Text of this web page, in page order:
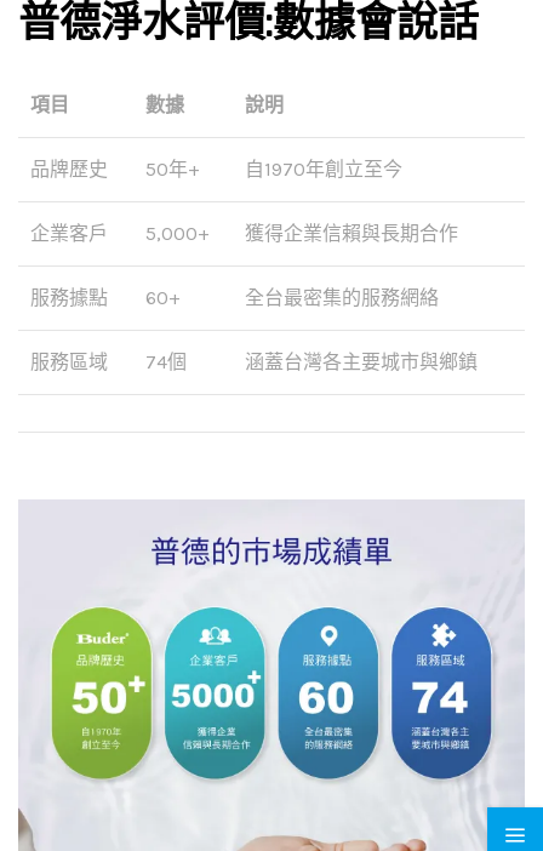
普德淨水評價:數據會說話
項目 數據 說明
品牌歷史 50年+ 自1970年創立至今
企業客戶 5,000+ 獲得企業信賴與長期合作
服務據點 60+ 全台最密集的服務網絡
服務區域 74個 涵蓋台灣各主要城市與鄉鎮